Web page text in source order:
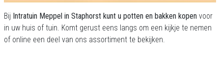
Bij Intratuin Meppel in Staphorst kunt u potten en bakken kopen voor
in uw huis of tuin. Komt gerust eens langs om een kijkje te nemen
of online een deel van ons assortiment te bekijken.